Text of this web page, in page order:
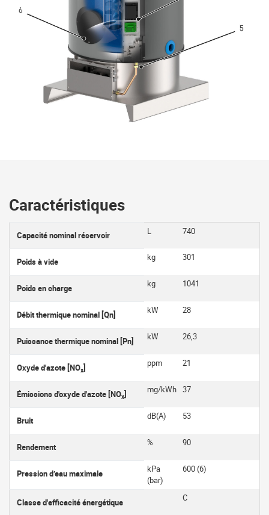
Caractéristiques
Capacité nominal réservoir L 740
Poids à vide kg 301
Poids en charge kg 1041
Débit thermique nominal [Qn] kW 28
Puissance thermique nominal [Pn] kW 26,3
Oxyde d'azote [NOx] ppm 21
Émissions d'oxyde d'azote [NOx] mg/kWh 37
Bruit dB(A) 53
Rendement % 90
Pression d’eau maximale
kPa
(bar)
600 (6)
Classe d'efficacité énergétique C